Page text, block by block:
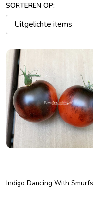
SORTEREN OP:
Indigo Dancing With Smurfs